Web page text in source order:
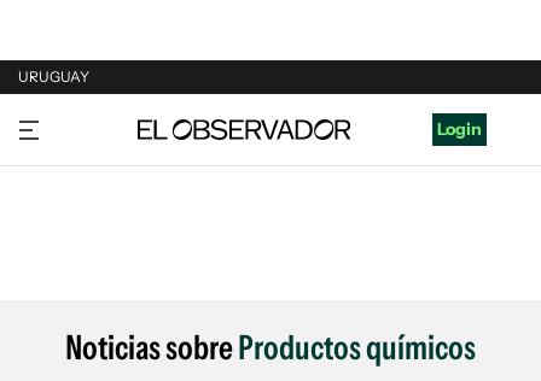
URUGUAY
URUGUAY
ARGENTINA
Login
Noticias sobreProductos químicos